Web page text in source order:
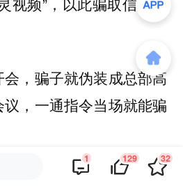
，骗子就伪装成总部高
，一通指令当场就能骗
1 129 32